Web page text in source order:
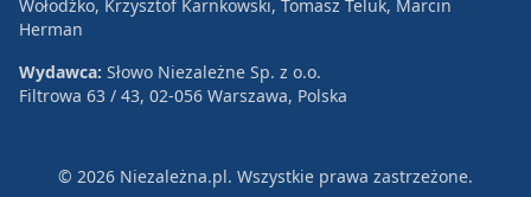
Wołodźko, Krzysztof Karnkowski, Tomasz Teluk, Marcin
Herman
Wydawca: Słowo Niezależne Sp. z o.o.
Filtrowa 63 / 43, 02-056 Warszawa, Polska
© 2026 Niezależna.pl. Wszystkie prawa zastrzeżone.